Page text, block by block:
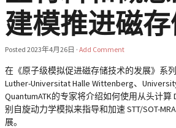
建模推进磁
Posted 2023年4月26日 · Add Comment
在《原子级模拟促进磁存储技术的发展》系
Luther-Universitat Halle Wittenberg、
QuantumATK的专家将介绍如何使用从头计算
别自旋动力学模拟来指导和加速 STT/SOT-
展。